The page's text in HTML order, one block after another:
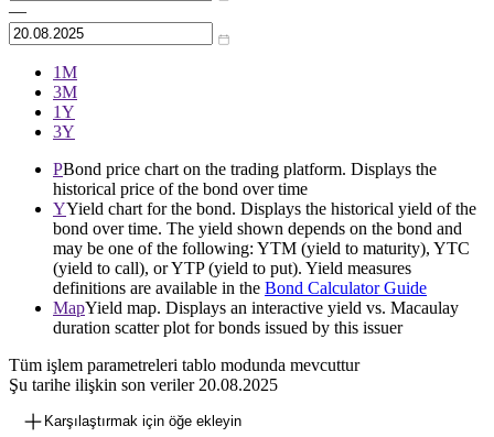
—
1М
3М
1Y
3Y
PBond price chart on the trading platform. Displays the
historical price of the bond over time
YYield chart for the bond. Displays the historical yield of the
bond over time. The yield shown depends on the bond and
may be one of the following: YTM (yield to maturity), YTC
(yield to call), or YTP (yield to put). Yield measures
definitions are available in the Bond Calculator Guide
MapYield map. Displays an interactive yield vs. Macaulay
duration scatter plot for bonds issued by this issuer
Tüm işlem parametreleri tablo modunda mevcuttur
Şu tarihe ilişkin son veriler 20.08.2025
Karşılaştırmak için öğe ekleyin